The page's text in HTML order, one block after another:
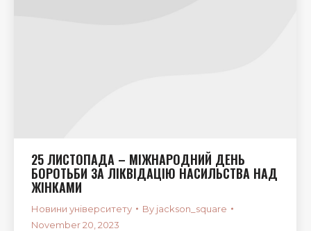
25 ЛИСТОПАДА – МІЖНАРОДНИЙ ДЕНЬ
БОРОТЬБИ ЗА ЛІКВІДАЦІЮ НАСИЛЬСТВА НАД
ЖІНКАМИ
Новини університету By jackson_square
November 20, 2023